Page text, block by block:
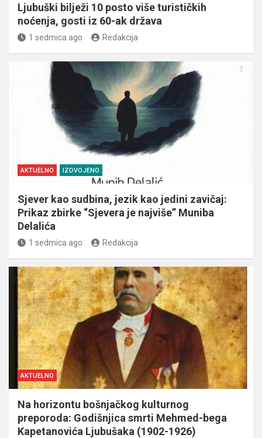
Ljubuški bilježi 10 posto više turističkih
noćenja, gosti iz 60-ak država
1 sedmica ago Redakcija
AKTUELNO IZDVOJENO
Sjever kao sudbina, jezik kao jedini zavičaj:
Prikaz zbirke “Sjevera je najviše” Muniba
Delalića
1 sedmica ago Redakcija
AKTUELNO
Na horizontu bošnjačkog kulturnog
preporoda: Godišnjica smrti Mehmed-bega
Kapetanovića Ljubušaka (1902-1926)